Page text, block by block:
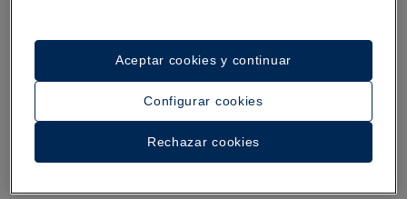
NEWS
The Iberostar Foundation and Planeterra
join forces to promote community
tourism at destinations with Iberostar
Configurar cookies
Rechazar cookies
Aceptar cookies y continuar